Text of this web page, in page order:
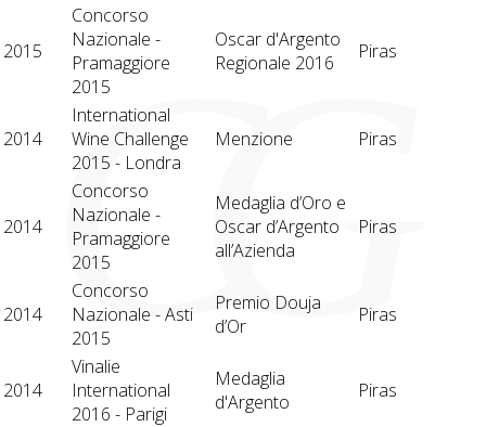
G
C
2015
Concorso
Nazionale -
Pramaggiore
2015
Oscar d'Argento
Regionale 2016
Piras
2014
International
Wine Challenge
2015 - Londra
Menzione Piras
2014
Concorso
Nazionale -
Pramaggiore
2015
Medaglia d’Oro e
Oscar d’Argento
all’Azienda
Piras
2014
Concorso
Nazionale - Asti
2015
Premio Douja
d’Or
Piras
2014
Vinalie
International
2016 - Parigi
Medaglia
d'Argento
Piras